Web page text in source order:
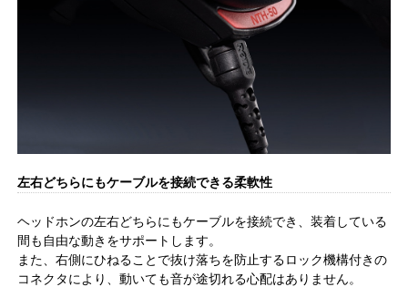
左右どちらにもケーブルを接続できる柔軟性
ヘッドホンの左右どちらにもケーブルを接続でき、装着している
間も自由な動きをサポートします。
また、右側にひねることで抜け落ちを防止するロック機構付きの
コネクタにより、動いても音が途切れる心配はありません。